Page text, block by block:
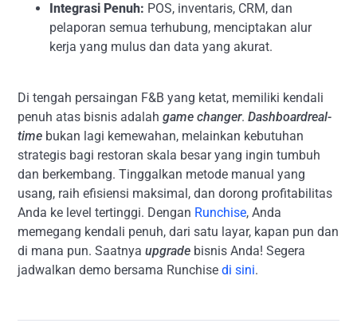
Integrasi Penuh: POS, inventaris, CRM, dan
pelaporan semua terhubung, menciptakan alur
kerja yang mulus dan data yang akurat.
Di tengah persaingan F&B yang ketat, memiliki kendali
penuh atas bisnis adalahgame changer.Dashboardreal-
time bukan lagi kemewahan, melainkan kebutuhan
strategis bagi restoran skala besar yang ingin tumbuh
dan berkembang. Tinggalkan metode manual yang
usang, raih efisiensi maksimal, dan dorong profitabilitas
Anda ke level tertinggi. Dengan Runchise, Anda
memegang kendali penuh, dari satu layar, kapan pun dan
di mana pun. Saatnyaupgrade bisnis Anda! Segera
jadwalkan demo bersama Runchisedi sini.